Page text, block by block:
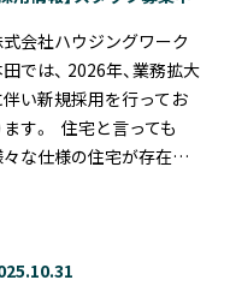
会社ハウジングワーク
では、 2026年、業務拡大
伴い新規採用を行ってお
ます。 住宅と言っても
々な仕様の住宅が存在…